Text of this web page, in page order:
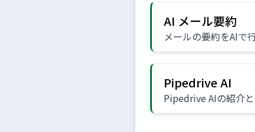
AI メール要約
メールの要約をAIで
Pipedrive AI
Pipedrive AIの紹介